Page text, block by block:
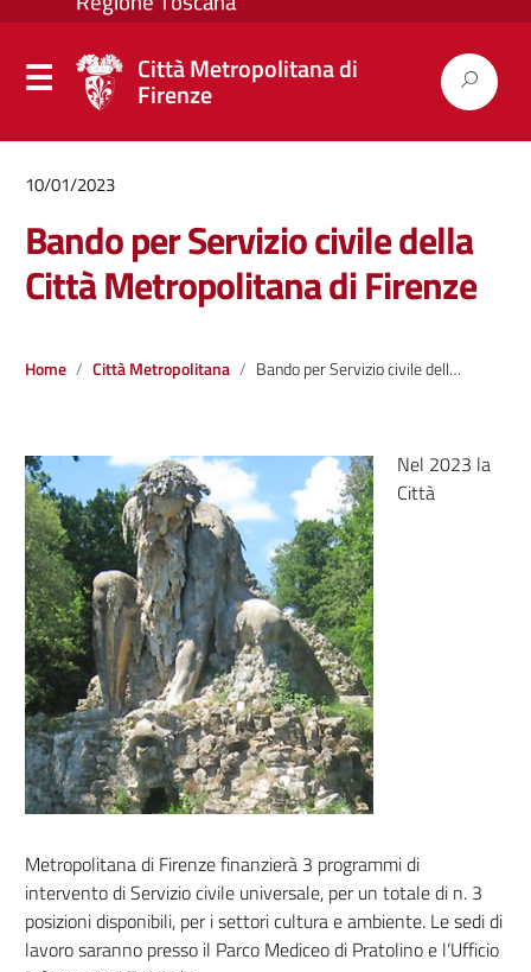
Città Metropolitana di
Firenze
10/01/2023
Bando per Servizio civile della
Città Metropolitana di Firenze
Home Città Metropolitana Bando per Servizio civile della Città Metropolitana di Firenze
Nel 2023 la
Città
Metropolitana di Firenze finanzierà 3 programmi di
intervento di Servizio civile universale, per un totale di n. 3
posizioni disponibili, per i settori cultura e ambiente. Le sedi di
lavoro saranno presso il Parco Mediceo di Pratolino e l’Ufficio